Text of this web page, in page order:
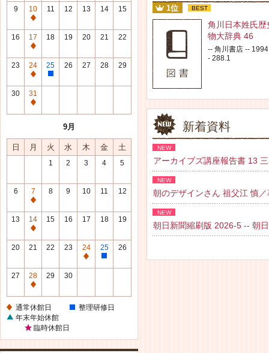
常
休
館
日
9
10
通
常
休
館
日
11 12 13 14 15
16
17
通
常
休
館
日
18 19 20 21 22
23
24
通
常
休
館
25
整
修
26 27 28 29
30
31
通
館
日
9月
日 月 火 水 木 金 土
1 2 3 4 5
6
7
通
常
休
館
8 9 10 11 12
13
14
通
常
館
日
15 16 17 18 19
20 21 22 23
24
通
館
日
25
整
修
日
26
27
28
通
休
館
日
29 30
通常休館日
整理研修日
年末年始休館
臨時休館日
1位 BEST
角川日本姓氏歴
物大辞典 46
-- 角川書店 --
- 288.1
新着資料
NEW
アーカイブズ講座報告書 13
NEW
朝のデザインさん 祖父江 慎
NEW
朝日新聞縮刷版 2026-5 -- 朝